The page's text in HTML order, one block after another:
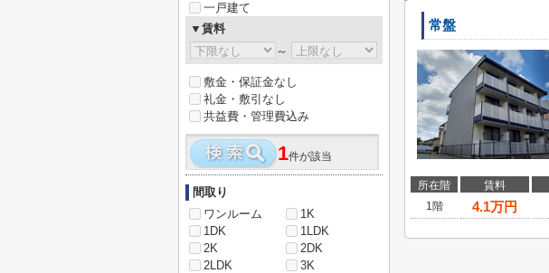
常盤
所在階 賃料
1階
4.1万円
一戸建て
▼賃料
～
敷金・保証金なし
礼金・敷引なし
共益費・管理費込み
1件が該当
間取り
ワンルーム
1K
1DK
1LDK
2K
2DK
2LDK
3K